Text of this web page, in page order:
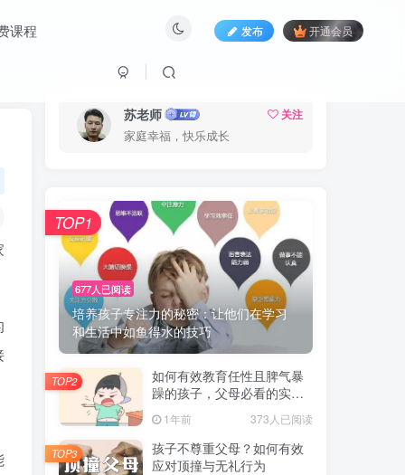
课程 发布 开通会员
苏老师
关注
家庭幸福，快乐成长
677人已阅读
培养孩子专注力的秘密：让他们在学习
和生活中如鱼得水的技巧
TOP1
如何有效教育任性且脾气暴
躁的孩子，父母必看的实用
1年前 373人已阅读
TOP2
孩子不尊重父母？如何有效
应对顶撞与无礼行为
TOP3